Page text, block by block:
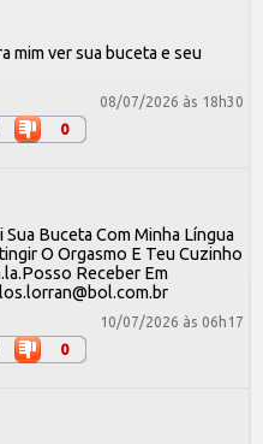
mim ver sua buceta e seu
08/07/2026 às 18h30
0
Buceta Com Minha Língua
O Orgasmo E Teu Cuzinho
Receber Em
10/07/2026 às 06h17
0